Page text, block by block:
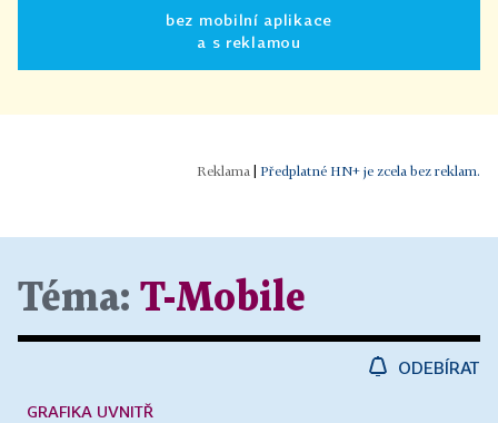
bez mobilní aplikace
a s reklamou
Předplatné HN+ je zcela bez reklam.
Téma: T-Mobile
ODEBÍRAT
GRAFIKA UVNITŘ